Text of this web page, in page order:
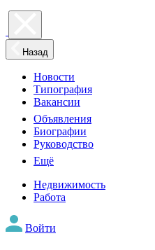
Назад
Новости
Типография
Вакансии
Объявления
Биографии
Руководство
Ещё
Недвижимость
Работа
Войти